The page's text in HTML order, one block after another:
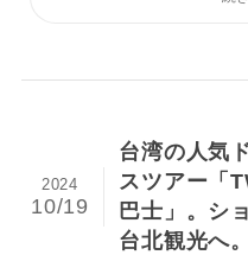
台湾の人気
スツアー「
巴士」。シ
台北観光へ
2024
10/19